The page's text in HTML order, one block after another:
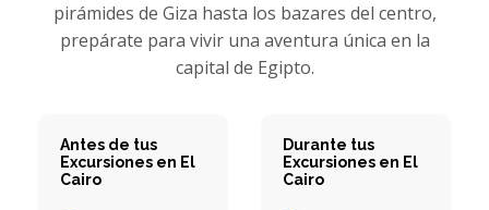
pirámides de Giza hasta los bazares del centro,
prepárate para vivir una aventura única en la
capital de Egipto.
Antes de tus
Excursiones en El
Cairo
Durante tus
Excursiones en El
Cairo